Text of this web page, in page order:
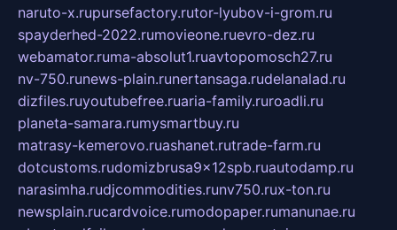
naruto-x.rupursefactory.rutor-lyubov-i-grom.ru
spayderhed-2022.rumovieone.ruevro-dez.ru
webamator.ruma-absolut1.ruavtopomosch27.ru
nv-750.runews-plain.runertansaga.rudelanalad.ru
dizfiles.ruyoutubefree.ruaria-family.ruroadli.ru
planeta-samara.rumysmartbuy.ru
matrasy-kemerovo.ruashanet.rutrade-farm.ru
dotcustoms.rudomizbrusa9x12spb.ruautodamp.ru
narasimha.rudjcommodities.runv750.rux-ton.ru
newsplain.rucardvoice.rumodopaper.rumanunae.ru